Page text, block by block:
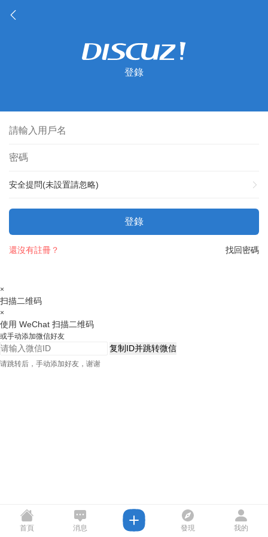
登錄
安全提問(未設置請忽略)
登錄
找回密碼
還沒有註冊？
×
扫描二维码
×
使用 WeChat 扫描二维码
或手动添加微信好友
复制ID并跳转微信
请跳转后，手动添加好友，谢谢
首頁 消息 發現 我的